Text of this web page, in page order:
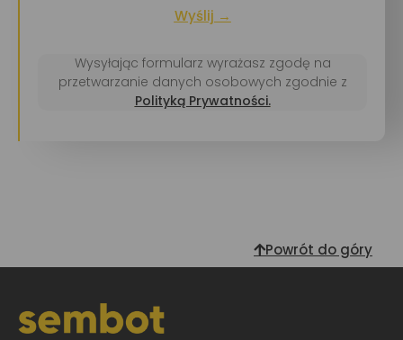
Wyślij →
Wysyłając formularz wyrażasz zgodę na
przetwarzanie danych osobowych zgodnie z
Polityką Prywatności.
Powrót do góry